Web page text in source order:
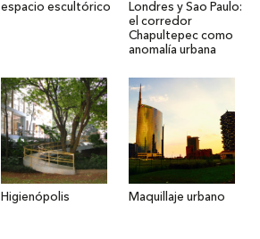
espacio escultórico
Londres y Sao Paulo:
el corredor
Chapultepec como
anomalía urbana
Higienópolis Maquillaje urbano